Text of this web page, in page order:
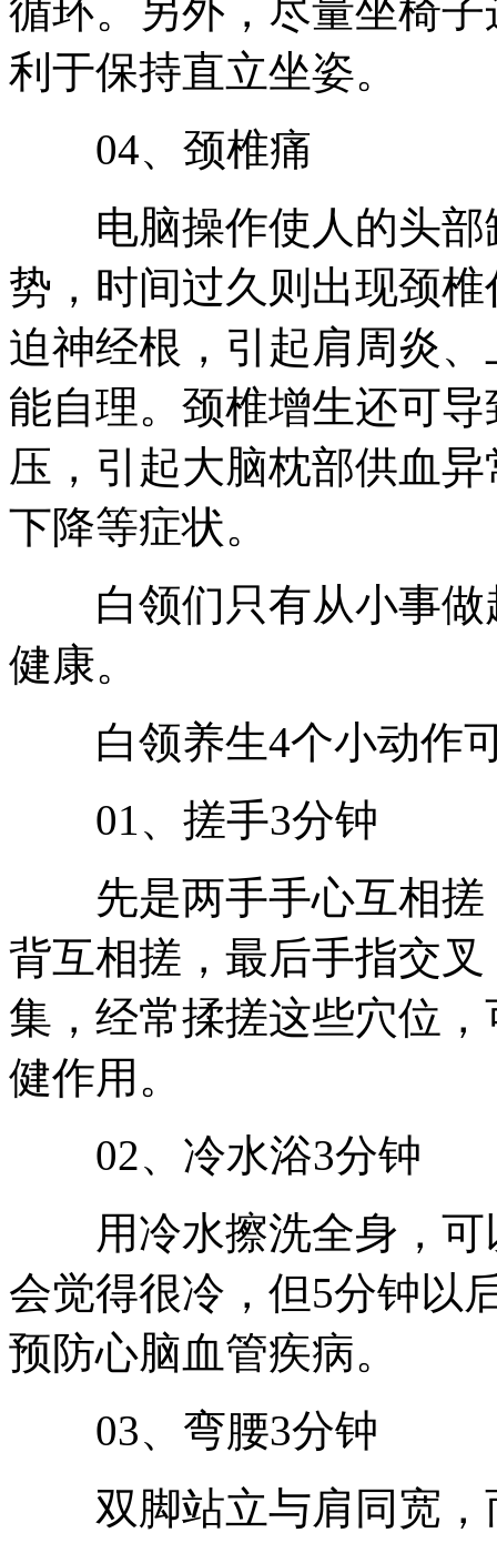
循环。另外，尽量坐椅
利于保持直立坐姿。
04、颈椎痛
电脑操作使人的头部
势，时间过久则出现颈
迫神经根，引起肩周炎
能自理。颈椎增生还可
压，引起大脑枕部供血
下降等症状。
白领们只有从小事做
健康。
白领养生4个小动作
01、搓手3分钟
先是两手手心互相搓
背互相搓，最后手指交
集，经常揉搓这些穴位
健作用。
02、冷水浴3分钟
用冷水擦洗全身，可
会觉得很冷，但5分钟以
预防心脑血管疾病。
03、弯腰3分钟
双脚站立与肩同宽，